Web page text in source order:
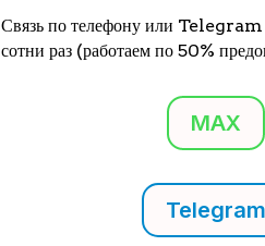
Связь по телефону или Telegram
сотни раз (работаем по 50%
MAX
Telegram